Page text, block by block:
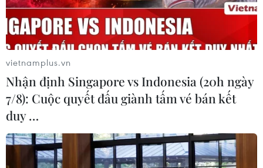
vietnamplus.vn
Nhận định Singapore vs Indonesia (20h ngày
7/8): Cuộc quyết đấu giành tấm vé bán kết
duy …